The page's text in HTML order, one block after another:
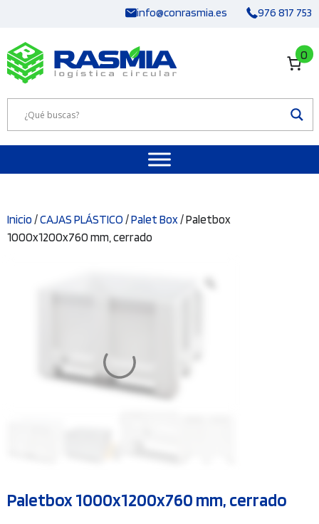
contenido
info@conrasmia.es 976 817 753
0
Inicio /CAJAS PLÁSTICO /Palet Box/ Paletbox
1000x1200x760 mm, cerrado
Paletbox 1000x1200x760 mm, cerrado